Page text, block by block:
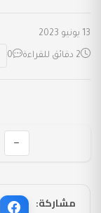
13 يونيو 2023
2 دقائق للقراءة 0
مشاركة: